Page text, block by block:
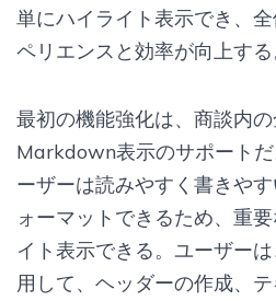
単にハイライト表示でき、
ペリエンスと効率が向上する
最初の機能強化は、商談内
Markdown表示のサポート
ーザーは読みやすく書きや
ォーマットできるため、重
イト表示できる。ユーザー
用して、ヘッダーの作成、